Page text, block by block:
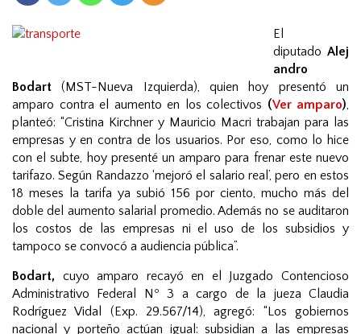
El
diputado Alej
andro
Bodart (MST-Nueva Izquierda), quien hoy presentó un
amparo contra el aumento en los colectivos (Ver amparo),
planteó: “Cristina Kirchner y Mauricio Macri trabajan para las
empresas y en contra de los usuarios. Por eso, como lo hice
con el subte, hoy presenté un amparo para frenar este nuevo
tarifazo. Según Randazzo ‘mejoró el salario real’, pero en estos
18 meses la tarifa ya subió 156 por ciento, mucho más del
doble del aumento salarial promedio. Además no se auditaron
los costos de las empresas ni el uso de los subsidios y
tampoco se convocó a audiencia pública”.
Bodart, cuyo amparo recayó en el Juzgado Contencioso
Administrativo Federal Nº 3 a cargo de la jueza Claudia
Rodríguez Vidal (Exp. 29.567/14), agregó: “Los gobiernos
nacional y porteño actúan igual: subsidian a las empresas